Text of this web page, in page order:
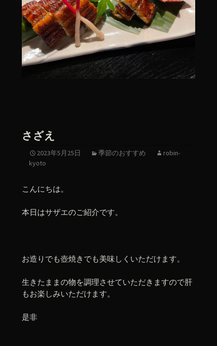
さざえ
2023年5月25日 季節のおすすめ
robin-
kyoto
こんにちは。
本日はサザエのご紹介です。
お造りでも壺焼きでも美味しくいただけます。
生きたままの物を調理させていただきますので肝
もお楽しみいただけます。
是非